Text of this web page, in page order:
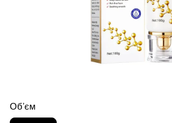
Обʼєм